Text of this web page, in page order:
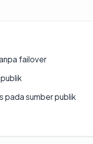
failover
pada sumber publik